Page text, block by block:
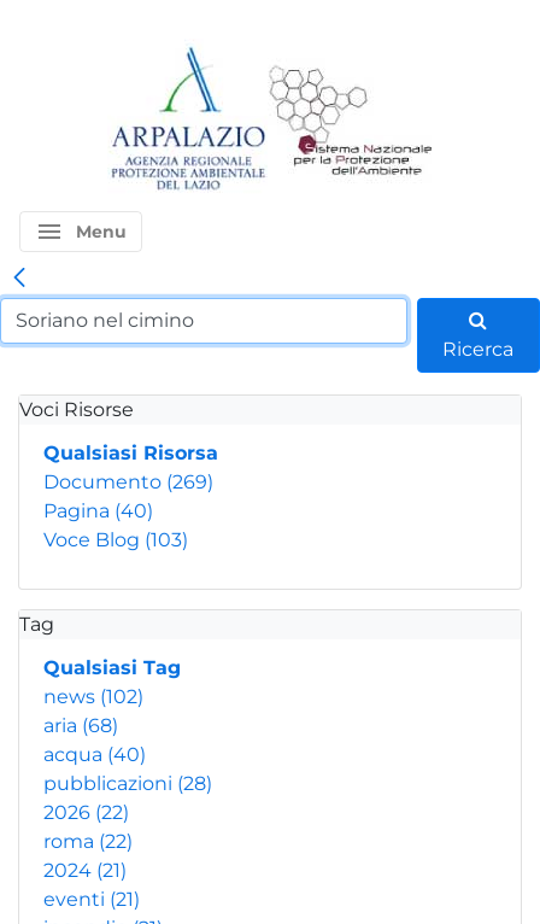
menu Menu
Ricerca
Voci Risorse
Qualsiasi Risorsa
Documento (269)
Pagina (40)
Voce Blog (103)
Tag
Qualsiasi Tag
news (102)
aria (68)
acqua (40)
pubblicazioni (28)
2026 (22)
roma (22)
2024 (21)
eventi (21)